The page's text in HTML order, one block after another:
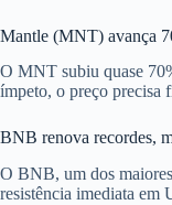
Mantle (MNT) avança
O MNT subiu quase
ímpeto, o preço precisa
BNB renova recordes,
O BNB, um dos
resistência imediata em